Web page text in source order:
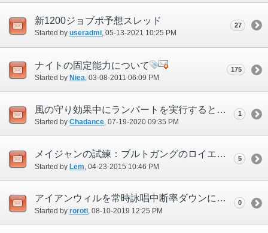
新1200ジョブポ予想スレッド
Started by useradmi‎, 05-13-2021 10:25 PM
27
ナイトの固定能力について
Started by Niea ‎, 03-08-2011 06:09 PM
175
風の守り効果中にランパートを実行すると効果なしになる
Started by Chadance‎, 07-19-2020 09:35 PM
1
メイジャンの試練：ブルトガングのロイエについて
Started by Lem ‎, 04-23-2015 10:46 PM
5
アイアンウィルを常時詠唱中断率ダウンに変更してほしい
Started by roroti‎, 08-10-2019 12:25 PM
0